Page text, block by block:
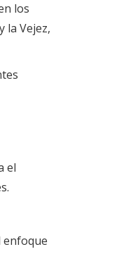
los
la Vejez,
el
enfoque